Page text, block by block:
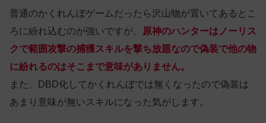
普通のかくれんぼゲームだったら沢山物が置いてあるとこ
ろに紛れ込むのが強いですが、
原神のハンターはノーリス
クで範囲攻撃の捕獲スキルを撃ち放題なので偽装で他の物
に紛れるのはそこまで意味がありません。
また、DBD化してかくれんぼでは無くなったので偽装は
あまり意味が無いスキルになった気がします。